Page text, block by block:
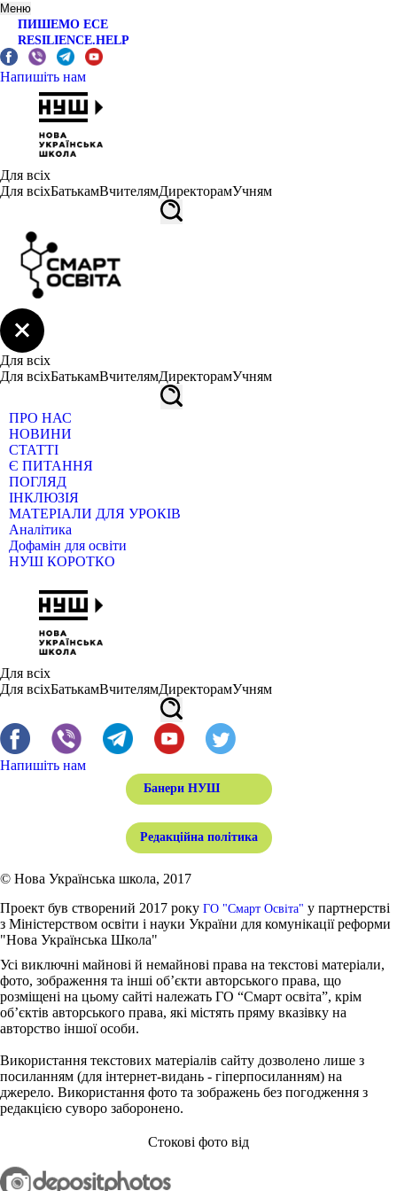
Меню
ПИШЕМО ЕСЕ
RESILIENCE.HELP
Напишіть нам
Для всіх
Для всіхБатькамВчителямДиректорамУчням
Для всіх
Для всіхБатькамВчителямДиректорамУчням
ПРО НАС
НОВИНИ
СТАТТІ
Є ПИТАННЯ
ПОГЛЯД
ІНКЛЮЗІЯ
МАТЕРІАЛИ ДЛЯ УРОКІВ
Аналітика
Дофамін для освіти
НУШ КОРОТКО
Для всіх
Для всіхБатькамВчителямДиректорамУчням
Напишіть нам
Банери НУШ
Редакційна політика
© Нова Українська школа, 2017
Проект був створений 2017 року ГО "Смарт Освіта" у партнерстві
з Міністерством освіти і науки України для комунікації реформи
"Нова Українська Школа"
Усі виключні майнові й немайнові права на текстові матеріали,
фото, зображення та інші об’єкти авторського права, що
розміщені на цьому сайті належать ГО “Смарт освіта”, крім
об’єктів авторського права, які містять пряму вказівку на
авторство іншої особи.
Використання текстових матеріалів сайту дозволено лише з
посиланням (для інтернет-видань - гіперпосиланням) на
джерело. Використання фото та зображень без погодження з
редакцією суворо заборонено.
Стокові фото від